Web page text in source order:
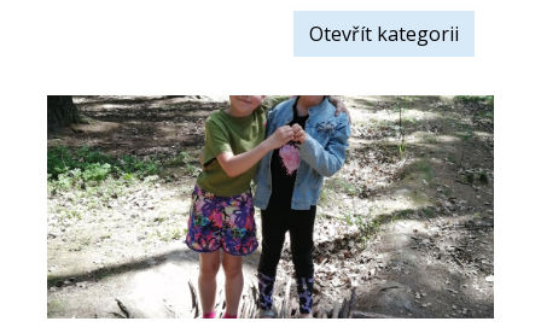
Otevřít kategorii